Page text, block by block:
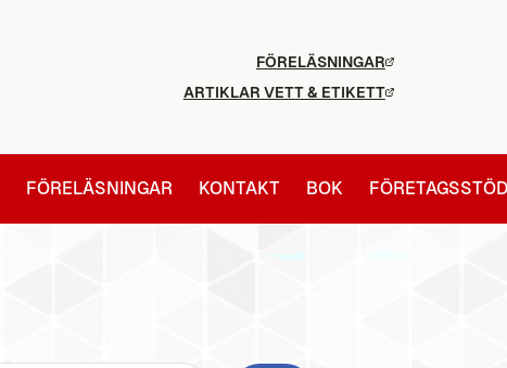
FÖRELÄSNINGAR
ARTIKLAR VETT & ETIKETT
FÖRELÄSNINGAR KONTAKT BOK FÖRETAGSSTÖD